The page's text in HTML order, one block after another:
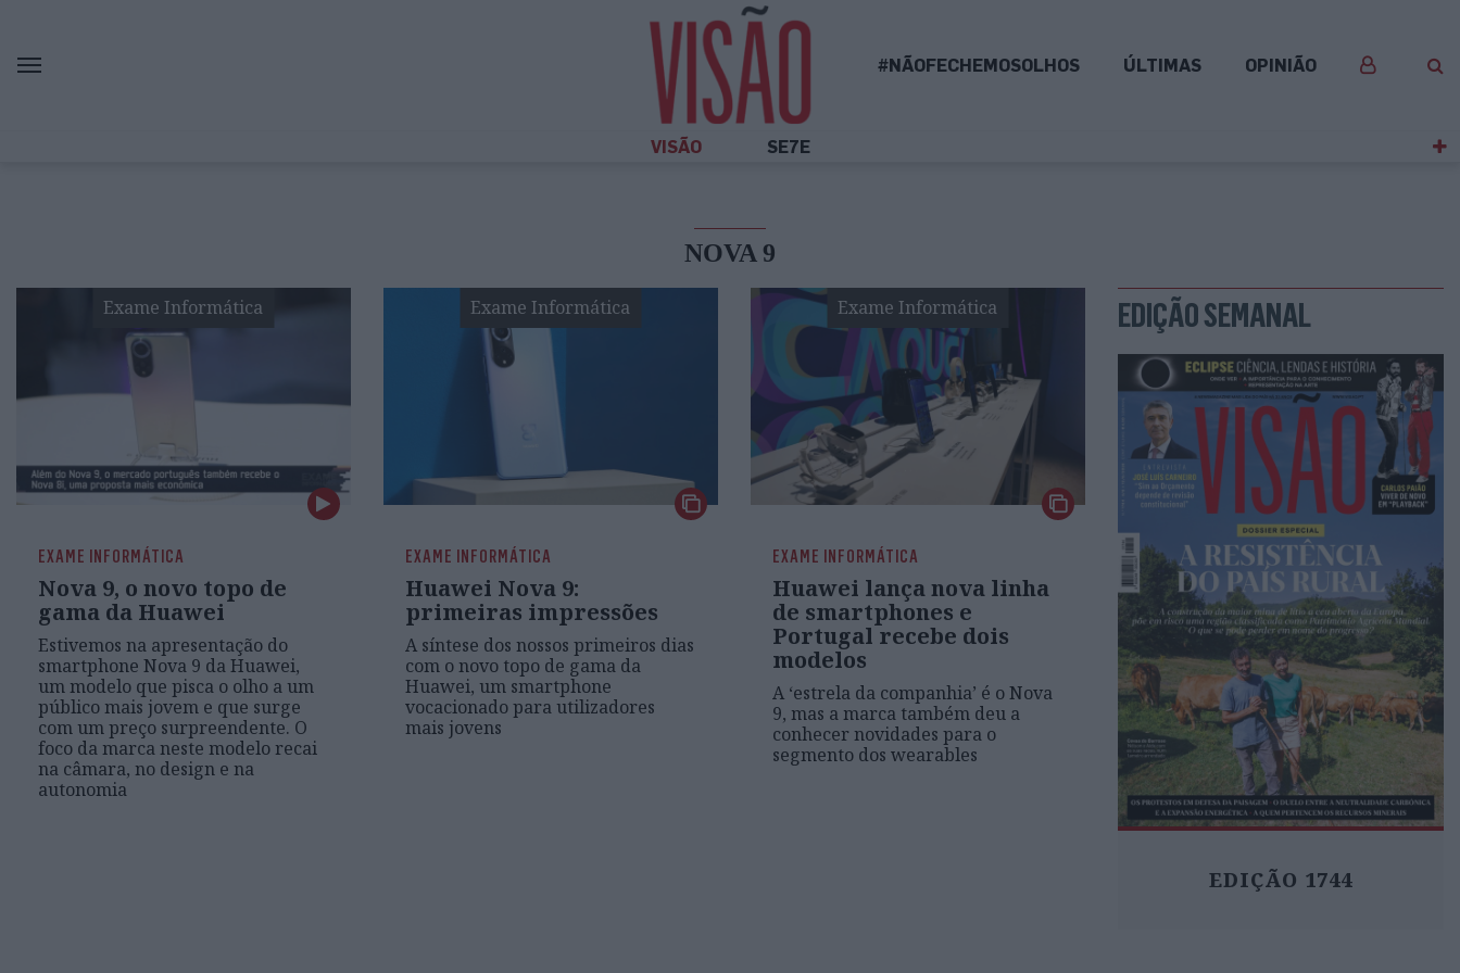
#NÃOFECHEMOSOLHOS ÚLTIMAS OPINIÃO
VISÃO SE7E
NOVA 9
Exame Informática
EXAME INFORMÁTICA
Nova 9, o novo topo de
gama da Huawei
Estivemos na apresentação do
smartphone Nova 9 da Huawei,
um modelo que pisca o olho a um
público mais jovem e que surge
com um preço surpreendente. O
foco da marca neste modelo recai
na câmara, no design e na
autonomia
Exame Informática
EXAME INFORMÁTICA
Huawei Nova 9:
primeiras impressões
A síntese dos nossos primeiros dias
com o novo topo de gama da
Huawei, um smartphone
vocacionado para utilizadores
mais jovens
Exame Informática
EXAME INFORMÁTICA
Huawei lança nova linha
de smartphones e
Portugal recebe dois
modelos
A ‘estrela da companhia’ é o Nova
9, mas a marca também deu a
conhecer novidades para o
segmento dos wearables
EDIÇÃO SEMANAL
EDIÇÃO 1744